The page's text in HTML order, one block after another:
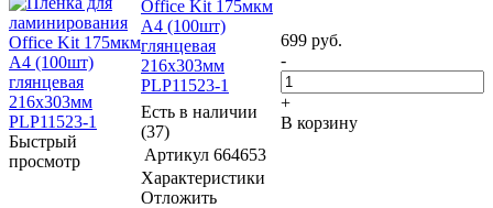
Быстрый
просмотр
Office Kit 175мкм
A4 (100шт)
глянцевая
216x303мм
PLP11523-1
Есть в наличии
(37)
Артикул 664653
Характеристики
Отложить
699 руб.
-
+
В корзину